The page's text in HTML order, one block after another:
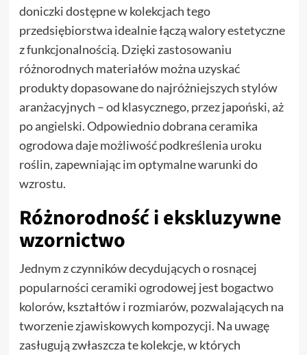
doniczki dostępne w kolekcjach tego
przedsiębiorstwa idealnie łączą walory estetyczne
z funkcjonalnością. Dzięki zastosowaniu
różnorodnych materiałów można uzyskać
produkty dopasowane do najróżniejszych stylów
aranżacyjnych – od klasycznego, przez japoński, aż
po angielski. Odpowiednio dobrana ceramika
ogrodowa daje możliwość podkreślenia uroku
roślin, zapewniając im optymalne warunki do
wzrostu.
Różnorodność i ekskluzywne
wzornictwo
Jednym z czynników decydujących o rosnącej
popularności ceramiki ogrodowej jest bogactwo
kolorów, kształtów i rozmiarów, pozwalających na
tworzenie zjawiskowych kompozycji. Na uwagę
zasługują zwłaszcza te kolekcje, w których